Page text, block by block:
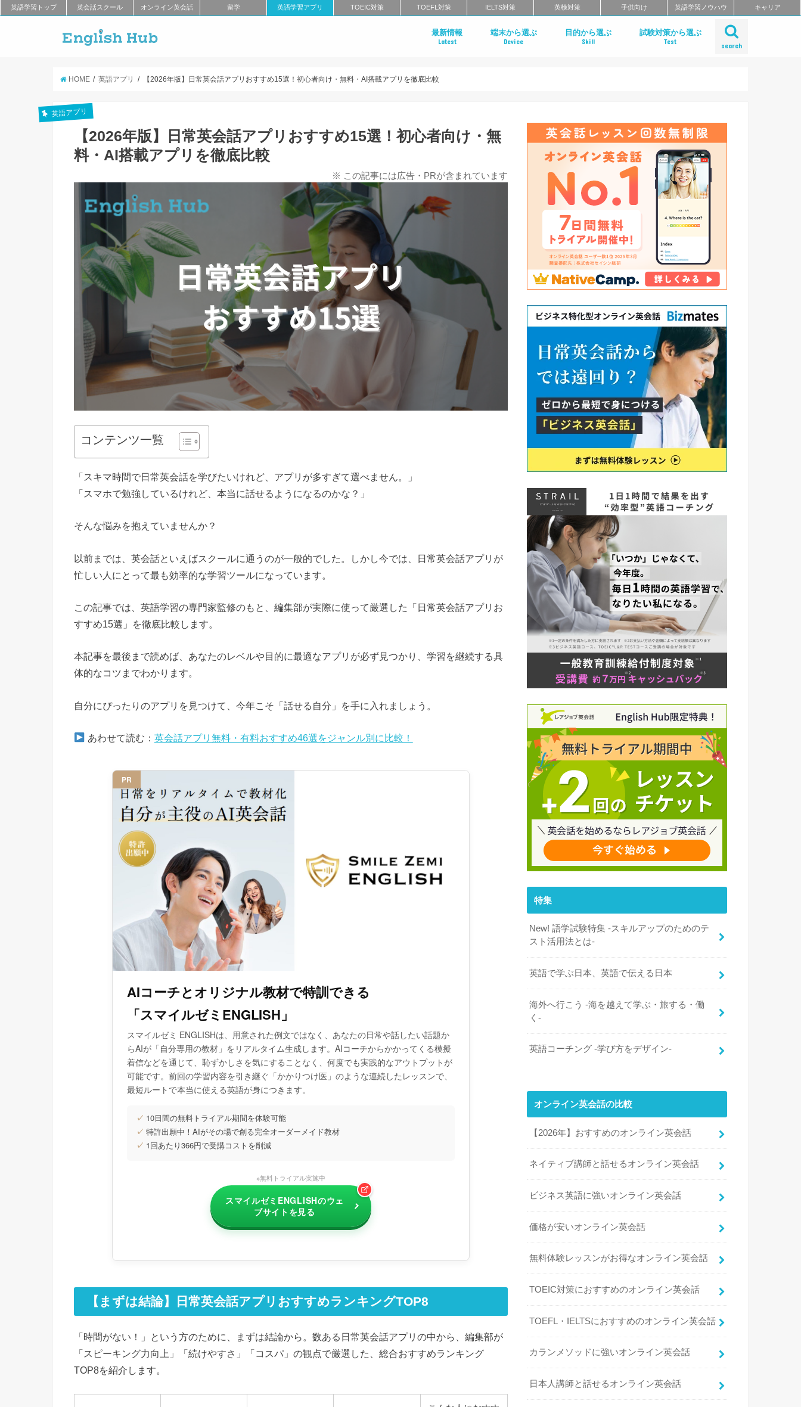
英語学習トップ 英会話スクール オンライン英会話 留学 英語学習アプリ TOEIC対策 TOEFL対策 IELTS対策 英検対策 子供向け 英語学習ノウハウ キャリア
search
最新情報
Latest
端末から選ぶ
Device
目的から選ぶ
Skill
試験対策から選ぶ
Test
HOME 英語アプリ 【2026年版】日常英会話アプリおすすめ15選！初心者向け・無料・AI搭載アプリを徹底比較
英語アプリ
【2026年版】日常英会話アプリおすすめ15選！初心者向け・無
料・AI搭載アプリを徹底比較
※ この記事には広告・PRが含まれています
コンテンツ一覧
「スキマ時間で日常英会話を学びたいけれど、アプリが多すぎて選べません。」
「スマホで勉強しているけれど、本当に話せるようになるのかな？」
そんな悩みを抱えていませんか？
以前までは、英会話といえばスクールに通うのが一般的でした。しかし今では、日常英会話アプリが
忙しい人にとって最も効率的な学習ツールになっています。
この記事では、英語学習の専門家監修のもと、編集部が実際に使って厳選した「日常英会話アプリお
すすめ15選」を徹底比較します。
本記事を最後まで読めば、あなたのレベルや目的に最適なアプリが必ず見つかり、学習を継続する具
体的なコツまでわかります。
自分にぴったりのアプリを見つけて、今年こそ「話せる自分」を手に入れましょう。
あわせて読む： 英会話アプリ無料・有料おすすめ46選をジャンル別に比較！
PR
AIコーチとオリジナル教材で特訓できる
「スマイルゼミENGLISH」
スマイルゼミ ENGLISHは、用意された例文ではなく、あなたの日常や話したい話題か
らAIが「自分専用の教材」をリアルタイム生成します。AIコーチからかかってくる模擬
着信などを通じて、恥ずかしさを気にすることなく、何度でも実践的なアウトプットが
可能です。前回の学習内容を引き継ぐ「かかりつけ医」のような連続したレッスンで、
最短ルートで本当に使える英語が身につきます。
✓ 10日間の無料トライアル期間を体験可能
✓ 特許出願中！AIがその場で創る完全オーダーメイド教材
✓ 1回あたり366円で受講コストを削減
※無料トライアル実施中
スマイルゼミENGLISHのウェ
ブサイトを見る
【まずは結論】日常英会話アプリおすすめランキングTOP8
「時間がない！」という方のために、まずは結論から。数ある日常英会話アプリの中から、編集部が
「スピーキング力向上」「続けやすさ」「コスパ」の観点で厳選した、総合おすすめランキング
TOP8を紹介します。
特集
New! 語学試験特集 -スキルアップのためのテ
スト活用法とは-
英語で学ぶ日本、英語で伝える日本
海外へ行こう -海を越えて学ぶ・旅する・働
く-
英語コーチング -学び方をデザイン-
オンライン英会話の比較
【2026年】おすすめのオンライン英会話
ネイティブ講師と話せるオンライン英会話
ビジネス英語に強いオンライン英会話
価格が安いオンライン英会話
無料体験レッスンがお得なオンライン英会話
TOEIC対策におすすめのオンライン英会話
TOEFL・IELTSにおすすめのオンライン英会話
カランメソッドに強いオンライン英会話
日本人講師と話せるオンライン英会話